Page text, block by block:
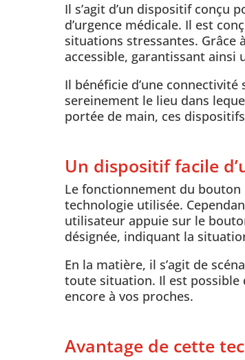
Il s’agit d’un dispositif conçu
d’urgence médicale. Il est
situations stressantes. Grâce
accessible, garantissant ainsi
Il bénéficie d’une
sereinement le lieu dans
portée de main, ces
Un dispositif facile
Le fonctionnement du bouton
technologie utilisée.
utilisateur appuie sur le
désignée, indiquant la
En la matière, il s’agit de
toute situation. Il est possible
encore à vos proches.
Avantage de cette